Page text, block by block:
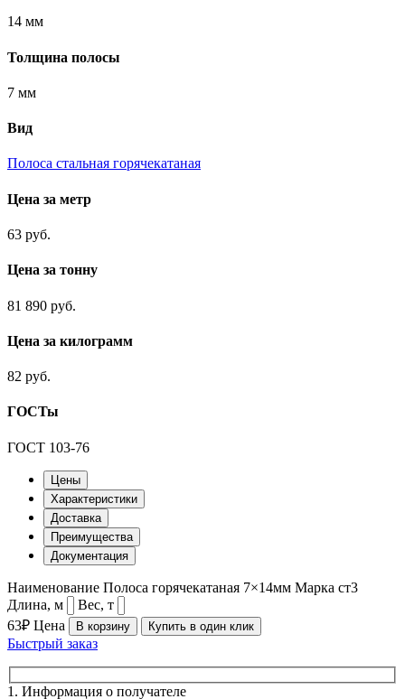
14 мм
Толщина полосы
7 мм
Вид
Полоса стальная горячекатаная
Цена за метр
63 руб.
Цена за тонну
81 890 руб.
Цена за килограмм
82 руб.
ГОСТы
ГОСТ 103-76
Цены
Характеристики
Доставка
Преимущества
Документация
Наименование Полоса горячекатаная 7×14мм Марка ст3
Длина, м
Вес, т
63₽ Цена В корзину Купить в один клик
Быстрый заказ
1. Информация о получателе